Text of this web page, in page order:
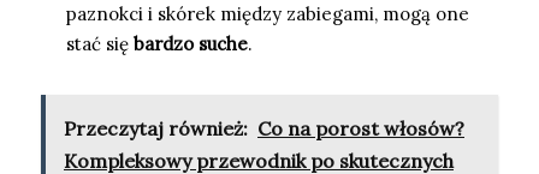
paznokci i skórek między zabiegami, mogą one
stać się bardzo suche.
Przeczytaj również: Co na porost włosów?
Kompleksowy przewodnik po skutecznych